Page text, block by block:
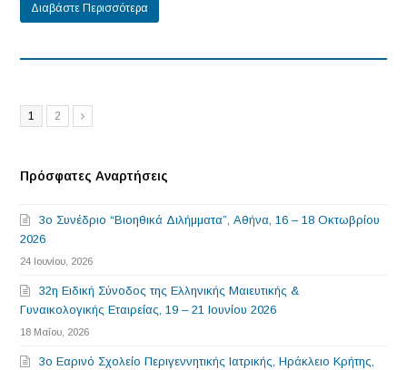
Διαβάστε Περισσότερα
Page
1 Page
2 Next
Πρόσφατες Αναρτήσεις
3o Συνέδριο “Βιοηθικά Διλήμματα”, Αθήνα, 16 – 18 Οκτωβρίου
2026
24 Ιουνίου, 2026
32η Ειδική Σύνοδος της Ελληνικής Μαιευτικής &
Γυναικολογικής Εταιρείας, 19 – 21 Ιουνίου 2026
18 Μαΐου, 2026
3o Εαρινό Σχολείο Περιγεννητικής Ιατρικής, Ηράκλειο Κρήτης,